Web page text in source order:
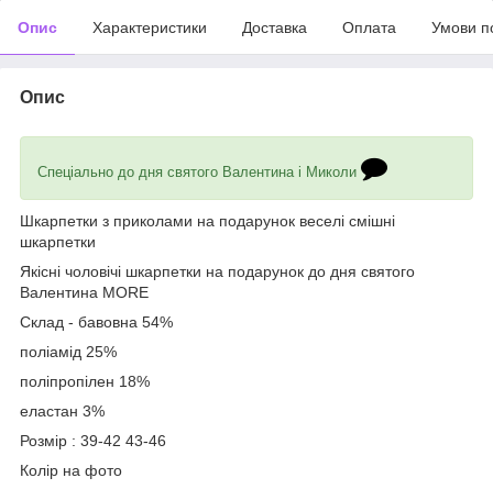
Опис Характеристики Доставка Оплата Умови
Опис
Спеціально до дня святого Валентина і Миколи
Шкарпетки з приколами на подарунок веселі смішні
шкарпетки
Якісні чоловічі шкарпетки на подарунок до дня святого
Валентина MORE
Склад - бавовна 54%
поліамід 25%
поліпропілен 18%
еластан 3%
Розмір : 39-42 43-46
Колір на фото